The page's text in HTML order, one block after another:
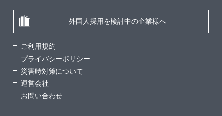
外国人採用を検討中の企業様へ
ご利用規約
プライバシーポリシー
災害時対策について
運営会社
お問い合わせ